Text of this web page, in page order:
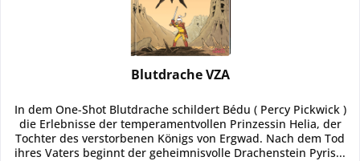
Blutdrache VZA
In dem One-Shot Blutdrache schildert Bédu ( Percy Pickwick )
die Erlebnisse der temperamentvollen Prinzessin Helia, der
Tochter des verstorbenen Königs von Ergwad. Nach dem Tod
ihres Vaters beginnt der geheimnisvolle Drachenstein Pyris...